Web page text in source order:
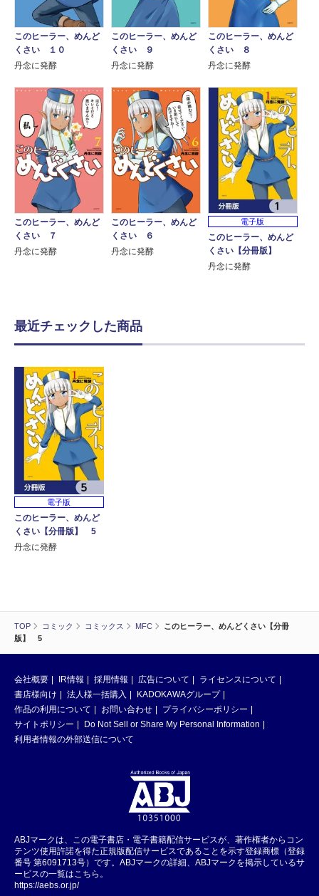
TOP コミック コミックス MFC
このヒーラー、めんどくさい【分冊
版】 5
このヒーラー、めんど
くさい １０
丹念に発酵
このヒーラー、めんど
くさい ９
丹念に発酵
このヒーラー、めんど
くさい ８
丹念に発酵
このヒーラー、めんど
くさい ７
丹念に発酵
このヒーラー、めんど
くさい ６
丹念に発酵
電子版
このヒーラー、めんど
くさい【分冊版】
丹念に発酵
最近チェックした商品
電子版
このヒーラー、めんど
くさい【分冊版】 5
丹念に発酵
会社概要 IR情報 採用情報 広告について
ライセンスについて
書店様向け
法人様一括購入
KADOKAWAグループ
作品の利用について
お問い合わせ
プライバシーポリシー
サイトポリシー
Do Not Sell or Share My Personal Information
利用者情報の外部送信について
ABJマークは、この電子書店・電子書籍配信サービスが、著作権者からコン
テンツ使用許諾を得た正規版配信サービスであることを示す登録商標（登録
番号 第6091713号）です。ABJマークの詳細、ABJマークを掲示しているサ
ービスの一覧はこちら。
https://aebs.or.jp/